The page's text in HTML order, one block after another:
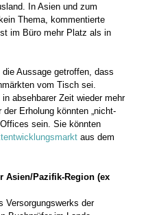
In Asien und zum
Thema, kommentierte
im Büro mehr Platz als in
Aussage getroffen, dass
vom Tisch sei.
absehbarer Zeit wieder mehr
Erholung könnten „nicht-
sein. Sie könnten
aus dem
Asien/Pazifik-Region (ex
Versorgungswerks der